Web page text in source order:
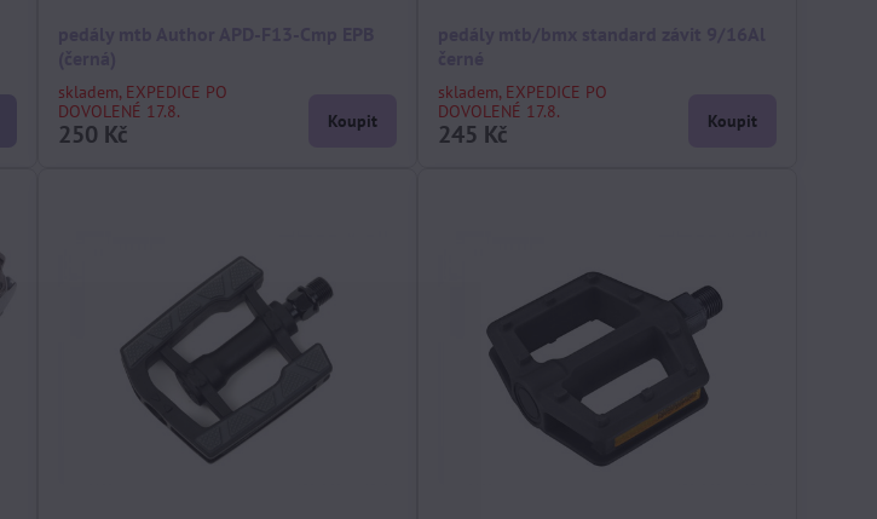
skladem, EXPEDICE PO
DOVOLENÉ 17.8.
250 Kč Koupit
skladem, EXPEDICE PO
DOVOLENÉ 17.8.
245 Kč Koupit